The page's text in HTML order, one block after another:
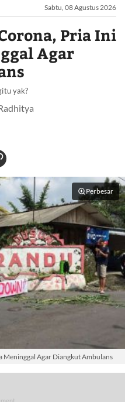
Sabtu, 08 Agustus 2026
Pria Ini
Agar
yak?
Perbesar
Meninggal Agar Diangkut Ambulans